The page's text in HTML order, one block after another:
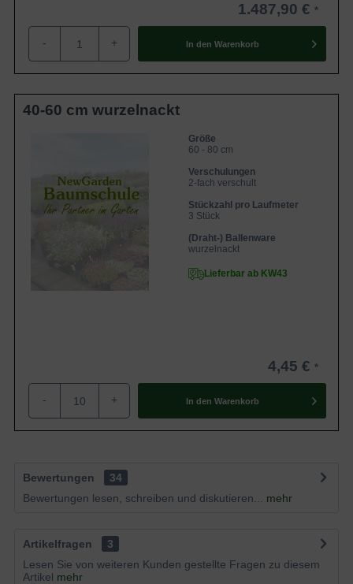
1.487,90 €
- + In den Warenkorb
40-60 cm wurzelnackt
Größe
60 - 80 cm
Verschulungen
2-fach verschult
Stückzahl pro Laufmeter
3 Stück
(Draht-) Ballenware
wurzelnackt
Lieferbar ab KW43
4,45 €
- + In den Warenkorb
Bewertungen
34
Bewertungen lesen, schreiben und diskutieren...
mehr
Artikelfragen
3
Lesen Sie von weiteren Kunden gestellte Fragen zu diesem
Artikel mehr